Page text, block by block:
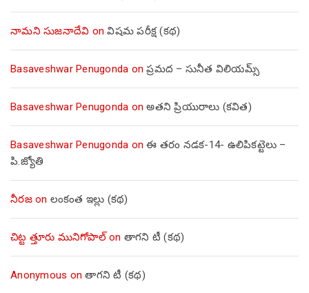
నామని సుజనాదేవి onవిషమ పరీక్ష (క‌థ‌)
Basaveshwar Penugonda onప్రమద – సునీత విలియమ్స్
Basaveshwar Penugonda onఅతని ప్రియురాలు (కవిత)
Basaveshwar Penugonda onఈ తరం నడక-14- ఉలిపికట్టెలు –
పి.జ్యోతి
నీరజon లంకంత ఇల్లు (కథ)
చిట్ట త్తూరు మునిగోపాల్on తాగని టీ (కథ)
Anonymous onతాగని టీ (కథ)